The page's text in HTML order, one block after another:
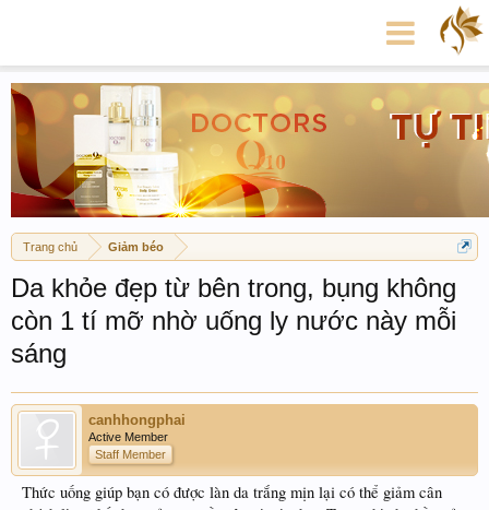
Trang chủ Giảm béo
Da khỏe đẹp từ bên trong, bụng không
còn 1 tí mỡ nhờ uống ly nước này mỗi
sáng
canhhongphai
Active Member
Staff Member
Thức uống giúp bạn có được làn da trắng mịn lại có thể giảm cân